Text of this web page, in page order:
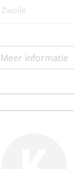
Meer informatie